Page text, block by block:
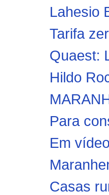
Lahesio
Tarifa
Quaest:
Hildo
Para
Em
Casas